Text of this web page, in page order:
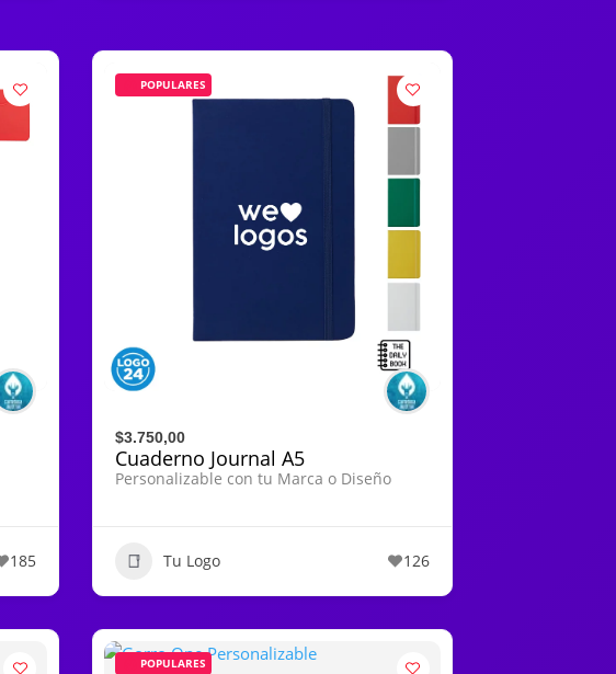
185
POPULARES
$3.750,00
Cuaderno Journal A5
Personalizable con tu Marca o Diseño
Tu Logo 126
POPULARES